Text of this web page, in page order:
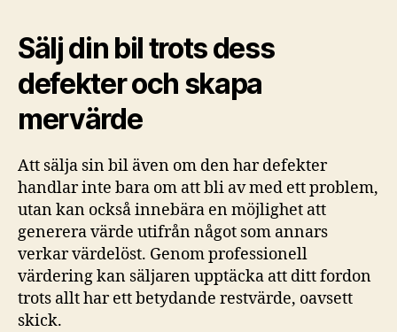
Sälj din bil trots dess
defekter och skapa
mervärde
Att sälja sin bil även om den har defekter
handlar inte bara om att bli av med ett problem,
utan kan också innebära en möjlighet att
generera värde utifrån något som annars
verkar värdelöst. Genom professionell
värdering kan säljaren upptäcka att ditt fordon
trots allt har ett betydande restvärde, oavsett
skick.